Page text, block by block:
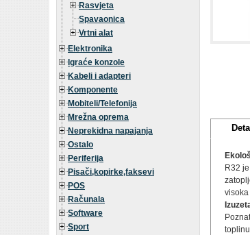
Rasvjeta
Spavaonica
Vrtni alat
Elektronika
Igraće konzole
Kabeli i adapteri
Komponente
Mobiteli/Telefonija
Mrežna oprema
Neprekidna napajanja
Ostalo
Periferija
Pisači,kopirke,faksevi
POS
Računala
Software
Sport
R32